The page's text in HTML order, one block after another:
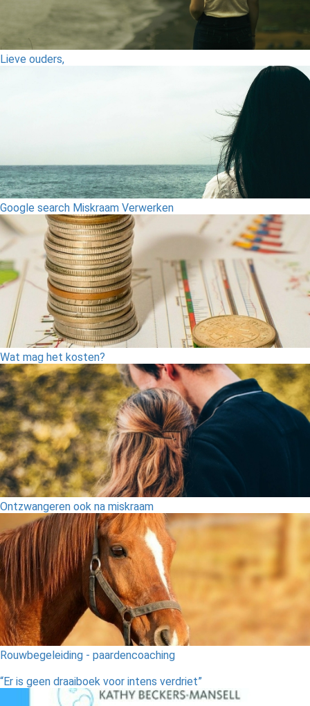
Lieve ouders,
Google search Miskraam Verwerken
Wat mag het kosten?
Ontzwangeren ook na miskraam
Rouwbegeleiding - paardencoaching
“Er is geen draaiboek voor intens verdriet”